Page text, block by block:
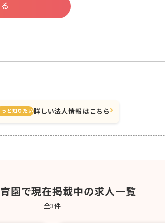
っと知りたい詳しい法人情報はこちら
園で現在掲載中の求人一覧
全3件